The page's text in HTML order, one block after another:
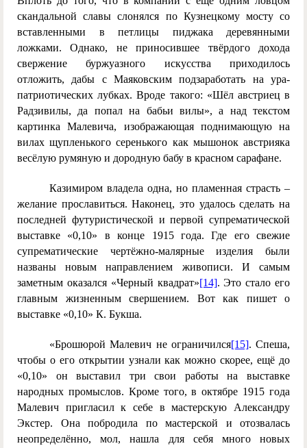
скандальной славы слонялся по Кузнецкому мосту со
вставленными в петлицы пиджака деревянными
ложками. Однако, не приносившее твёрдого дохода
свержение буржуазного искусства приходилось
отложить, дабы с Маяковским подзаработать на ура-
патриотических лубках. Вроде такого: «Шёл австриец в
Радзивилы, да попал на бабьи вилы», а над текстом
картинка Малевича, изображающая поднимающую на
вилах щупленького серенького как мышонок австрияка
весёлую румяную и дородную бабу в красном сарафане.
Казимиром владела одна, но пламенная страсть –
желание прославиться. Наконец, это удалось сделать на
последней футуристической и первой супрематической
выставке «0,10» в конце 1915 года. Где его свежие
супрематические чертёжно-малярные изделия были
названы новым направлением живописи. И самым
заметным оказался «Черный квадрат»[14].Это стало его
главным жизненным свершением. Вот как пишет о
выставке «0,10» К. Букша.
«Брошюрой Малевич не ограничился[15]. Спеша,
чтобы о его открытии узнали как можно скорее, ещё до
«0,10» он выставил три свои работы на выставке
народных промыслов. Кроме того, в октябре 1915 года
Малевич пригласил к себе в мастерскую Александру
Экстер. Она побродила по мастерской и отозвалась
неопределённо, мол, нашла для себя много новых